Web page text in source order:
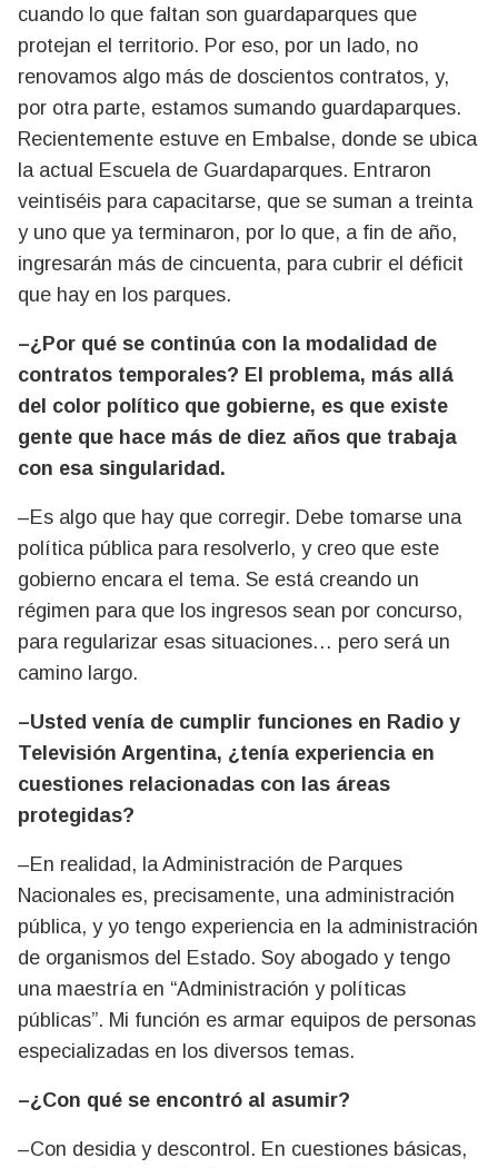
cuando lo que faltan son guardaparques que
protejan el territorio. Por eso, por un lado, no
renovamos algo más de doscientos contratos, y,
por otra parte, estamos sumando guardaparques.
Recientemente estuve en Embalse, donde se ubica
la actual Escuela de Guardaparques. Entraron
veintiséis para capacitarse, que se suman a treinta
y uno que ya terminaron, por lo que, a fin de año,
ingresarán más de cincuenta, para cubrir el déficit
que hay en los parques.
–¿Por qué se continúa con la modalidad de
contratos temporales? El problema, más allá
del color político que gobierne, es que existe
gente que hace más de diez años que trabaja
con esa singularidad.
–Es algo que hay que corregir. Debe tomarse una
política pública para resolverlo, y creo que este
gobierno encara el tema. Se está creando un
régimen para que los ingresos sean por concurso,
para regularizar esas situaciones… pero será un
camino largo.
–Usted venía de cumplir funciones en Radio y
Televisión Argentina, ¿tenía experiencia en
cuestiones relacionadas con las áreas
protegidas?
–En realidad, la Administración de Parques
Nacionales es, precisamente, una administración
pública, y yo tengo experiencia en la administración
de organismos del Estado. Soy abogado y tengo
una maestría en “Administración y políticas
públicas”. Mi función es armar equipos de personas
especializadas en los diversos temas.
–¿Con qué se encontró al asumir?
–Con desidia y descontrol. En cuestiones básicas,